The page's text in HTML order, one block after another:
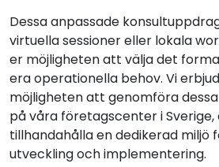
Dessa anpassade
virtuella sessioner eller lokala
er möjligheten att välja det
era operationella behov. Vi
möjligheten att genomföra
på våra företagscenter i Sverige,
tillhandahålla en dedikerad miljö
utveckling och implementering.